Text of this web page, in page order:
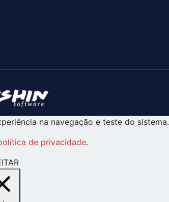
na navegação e teste do sistema.
de privacidade.